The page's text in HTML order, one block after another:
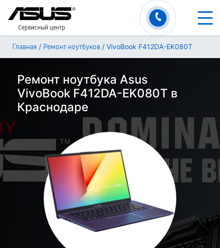
Сервисный центр
Главная / Ремонт ноутбуков / VivoBook F412DA-EK080T
Ремонт ноутбука Asus
VivoBook F412DA-EK080T в
Краснодаре